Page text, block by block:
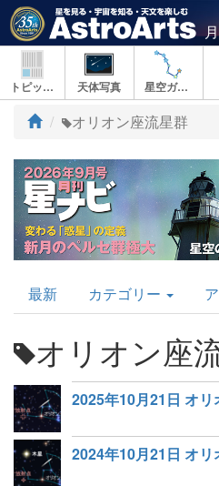
トピックス 天体写真 星空ガイド
ト
プ
オリオン座流星群
AstroArts
Topics
最新 カテゴリー
オリオン座
2025年10月21日 オ
2024年10月21日 オ